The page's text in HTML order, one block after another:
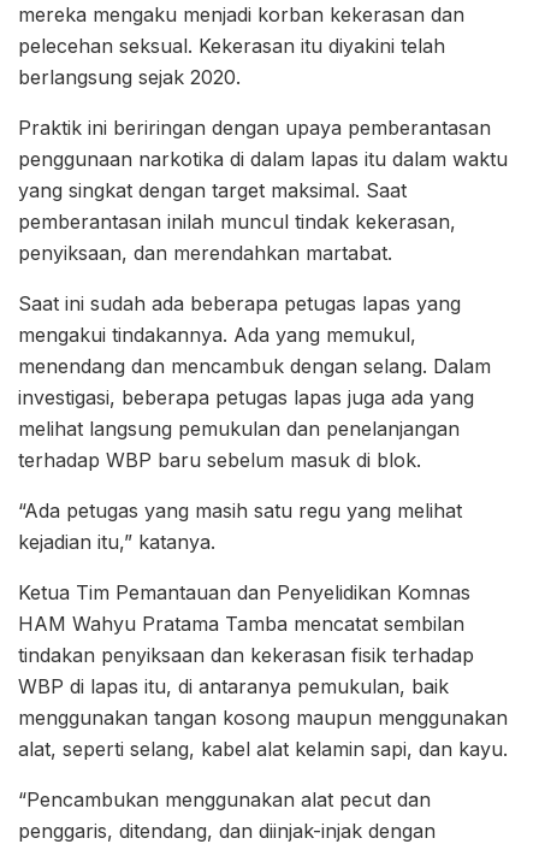
mereka mengaku menjadi korban kekerasan dan
pelecehan seksual. Kekerasan itu diyakini telah
berlangsung sejak 2020.
Praktik ini beriringan dengan upaya pemberantasan
penggunaan narkotika di dalam lapas itu dalam waktu
yang singkat dengan target maksimal. Saat
pemberantasan inilah muncul tindak kekerasan,
penyiksaan, dan merendahkan martabat.
Saat ini sudah ada beberapa petugas lapas yang
mengakui tindakannya. Ada yang memukul,
menendang dan mencambuk dengan selang. Dalam
investigasi, beberapa petugas lapas juga ada yang
melihat langsung pemukulan dan penelanjangan
terhadap WBP baru sebelum masuk di blok.
“Ada petugas yang masih satu regu yang melihat
kejadian itu,” katanya.
Ketua Tim Pemantauan dan Penyelidikan Komnas
HAM Wahyu Pratama Tamba mencatat sembilan
tindakan penyiksaan dan kekerasan fisik terhadap
WBP di lapas itu, di antaranya pemukulan, baik
menggunakan tangan kosong maupun menggunakan
alat, seperti selang, kabel alat kelamin sapi, dan kayu.
“Pencambukan menggunakan alat pecut dan
penggaris, ditendang, dan diinjak-injak dengan